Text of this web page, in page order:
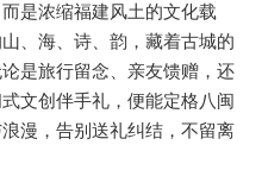
是浓缩福建风土的文化载
、海、诗、韵，藏着古城的
是旅行留念、亲友馈赠，还
文创伴手礼，便能定格八闽
漫，告别送礼纠结，不留离